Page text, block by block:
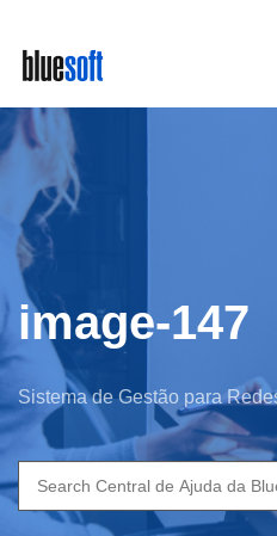
main
content
image-147
Sistema de Gestão para
Search
for: